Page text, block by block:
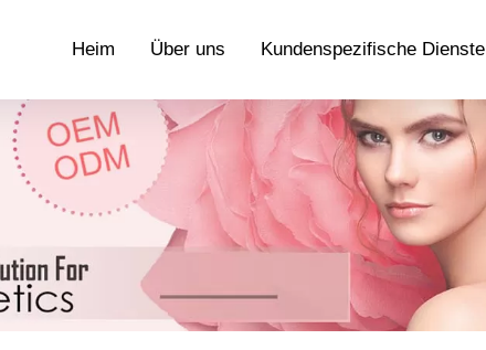
Heim Über uns Kundenspezifische Dienste